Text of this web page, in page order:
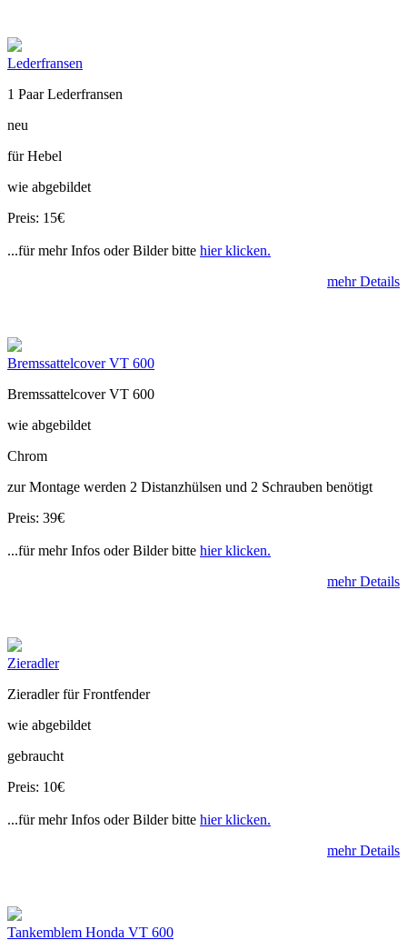
Lederfransen
1 Paar Lederfransen
neu
für Hebel
wie abgebildet
Preis: 15€
...für mehr Infos oder Bilder bitte hier klicken.
mehr Details
Bremssattelcover VT 600
Bremssattelcover VT 600
wie abgebildet
Chrom
zur Montage werden 2 Distanzhülsen und 2 Schrauben benötigt
Preis: 39€
...für mehr Infos oder Bilder bitte hier klicken.
mehr Details
Zieradler
Zieradler für Frontfender
wie abgebildet
gebraucht
Preis: 10€
...für mehr Infos oder Bilder bitte hier klicken.
mehr Details
Tankemblem Honda VT 600